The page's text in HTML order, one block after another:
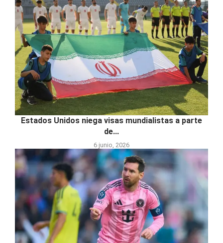
Estados Unidos niega visas mundialistas a parte
de...
6 junio, 2026